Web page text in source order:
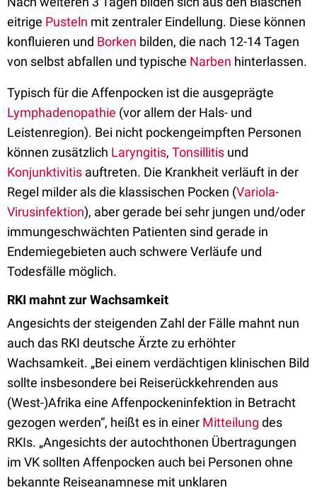
eitrige Pusteln mit zentraler Eindellung. Diese können
konfluieren und Borken bilden, die nach 12-14 Tagen
von selbst abfallen und typische Narben hinterlassen.
Typisch für die Affenpocken ist die ausgeprägte
Lymphadenopathie (vor allem der Hals- und
Leistenregion). Bei nicht pockengeimpften Personen
können zusätzlich Laryngitis, Tonsillitis und
Konjunktivitis auftreten. Die Krankheit verläuft in der
Regel milder als die klassischen Pocken (Variola-
Virusinfektion), abergerade bei sehr jungen und/oder
immungeschwächten Patienten sind gerade in
Endemiegebieten auch schwere Verläufe und
Todesfälle möglich.
RKI mahnt zur Wachsamkeit
Angesichts der steigenden Zahl der Fälle mahnt nun
auch das RKI deutsche Ärzte zu erhöhter
Wachsamkeit. „Bei einem verdächtigen klinischen Bild
sollte insbesondere bei Reiserückkehrenden aus
(West-)Afrika eine Affenpockeninfektion in Betracht
gezogen werden“, heißt es in einer Mitteilung des
RKIs. „Angesichts der autochthonen Übertragungen
im VK sollten Affenpocken auch bei Personen ohne
bekannte Reiseanamnese mit unklaren